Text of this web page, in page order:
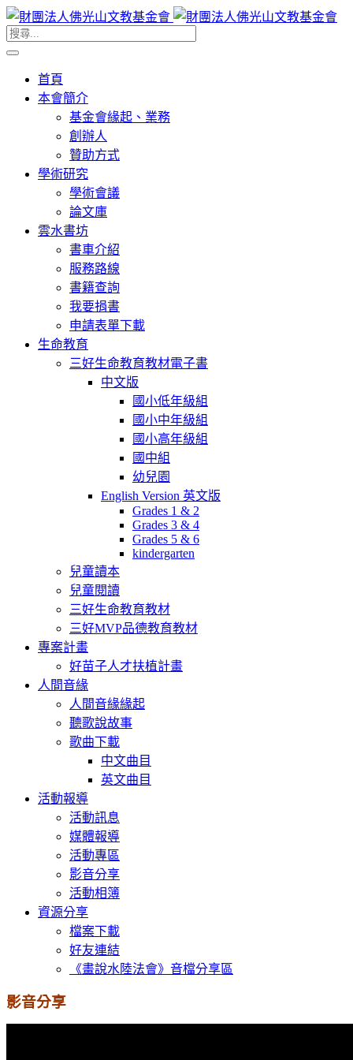
首頁
本會簡介
基金會緣起、業務
創辦人
贊助方式
學術研究
學術會議
論文庫
雲水書坊
書車介紹
服務路線
書籍查詢
我要捐書
申請表單下載
生命教育
三好生命教育教材電子書
中文版
國小低年級組
國小中年級組
國小高年級組
國中組
幼兒園
English Version 英文版
Grades 1 & 2
Grades 3 & 4
Grades 5 & 6
kindergarten
兒童讀本
兒童閱讀
三好生命教育教材
三好MVP品德教育教材
專案計畫
好苗子人才扶植計畫
人間音緣
人間音緣緣起
聽歌說故事
歌曲下載
中文曲目
英文曲目
活動報導
活動訊息
媒體報導
活動專區
影音分享
活動相簿
資源分享
檔案下載
好友連結
《畫說水陸法會》音檔分享區
影音分享